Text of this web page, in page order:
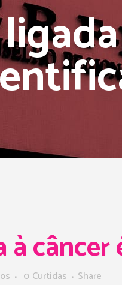
à
0 Curtidas Share